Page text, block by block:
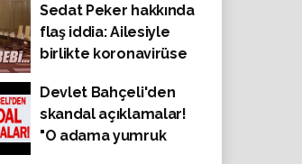
Kemal Kılıçdaroğlu 4
yıl önce Akın Gürlek
için ne demişti?
Sedat Peker hakkında
flaş iddia: Ailesiyle
birlikte koronavirüse
Devlet Bahçeli'den
skandal açıklamalar!
"O adama yumruk